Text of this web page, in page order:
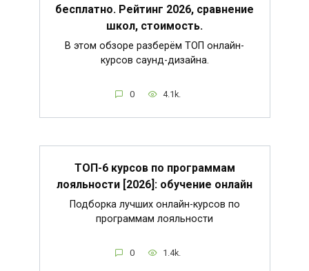
бесплатно. Рейтинг 2026, сравнение
школ, стоимость.
В этом обзоре разберём ТОП онлайн-
курсов саунд-дизайна.
0 4.1k.
ТОП-6 курсов по программам
лояльности [2026]: обучение онлайн
Подборка лучших онлайн-курсов по
программам лояльности
0 1.4k.